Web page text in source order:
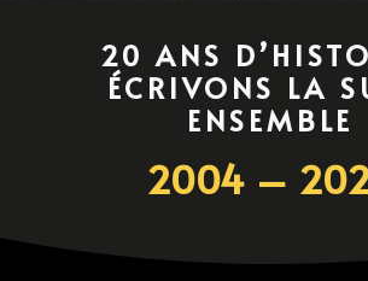
20 ANS
ÉCRIVONS LA
ENSEMBLE
2004 –